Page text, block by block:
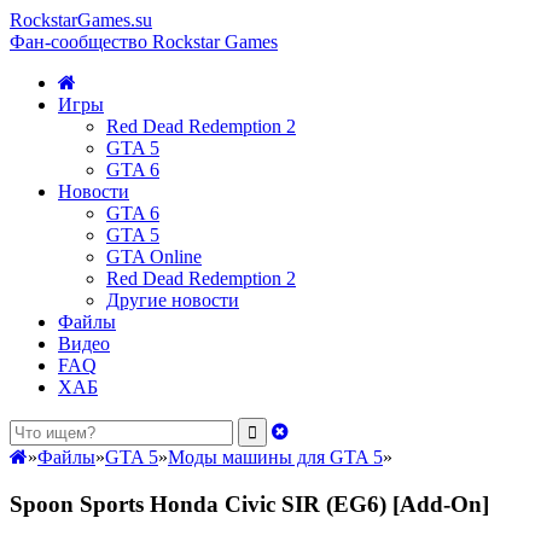
RockstarGames.su
Фан-сообщество Rockstar Games
Игры
Red Dead Redemption 2
GTA 5
GTA 6
Новости
GTA 6
GTA 5
GTA Online
Red Dead Redemption 2
Другие новости
Файлы
Видео
FAQ
ХАБ
»Файлы»GTA 5»Моды машины для GTA 5»
Spoon Sports Honda Civic SIR (EG6) [Add-On]